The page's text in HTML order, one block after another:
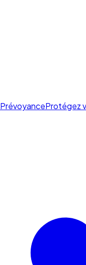
PrévoyanceProtégez